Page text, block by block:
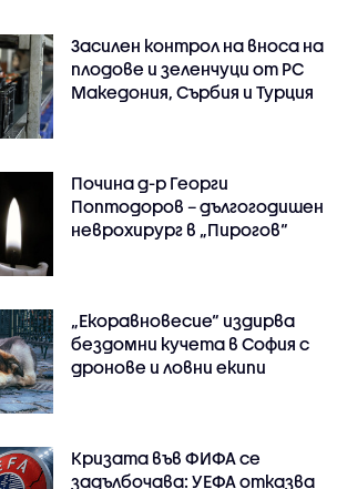
Засилен контрол на вноса на
плодове и зеленчуци от РС
Македония, Сърбия и Турция
Почина д-р Георги
Поптодоров – дългогодишен
неврохирург в „Пирогов“
„Екоравновесие“ издирва
бездомни кучета в София с
дронове и ловни екипи
Кризата във ФИФА се
задълбочава: УЕФА отказва